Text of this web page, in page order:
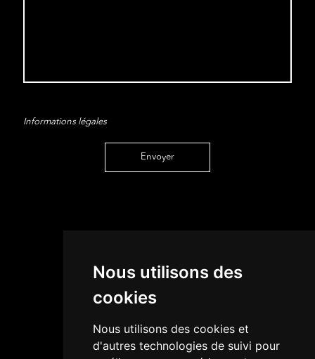
Nous utilisons des
cookies
Nous utilisons des cookies et
d'autres technologies de suivi pour
Informations légales
Envoyer
CONTACTEZ-NOUS